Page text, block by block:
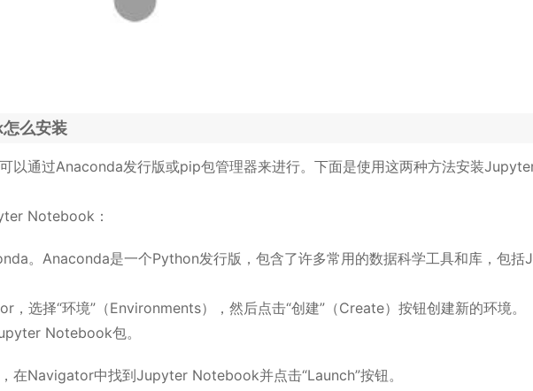
么安装
以通过Anaconda发行版或pip包管理器来进行。下面是使用这两种方法安装
Notebook：
。Anaconda是一个Python发行版，包含了许多常用的数据科学工具和库，包括
选择“环境”（Environments），然后点击“创建”（Create）按钮创建新的环境。
Notebook包。
在Navigator中找到Jupyter Notebook并点击“Launch”按钮。